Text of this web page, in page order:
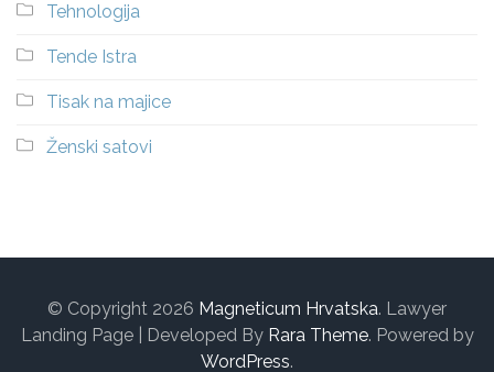
Tehnologija
Tende Istra
Tisak na majice
Ženski satovi
© Copyright 2026 Magneticum Hrvatska. Lawyer
Landing Page | Developed By Rara Theme. Powered by
WordPress.